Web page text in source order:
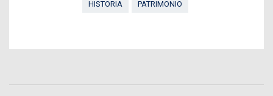
HISTORIA PATRIMONIO